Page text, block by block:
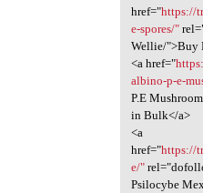
href="https://
e-spores/"
Wellie/">Buy
<a href="
albino-p-e-
P.E
in Bulk</a>
<a
href="https://
e/"
Psilocybe